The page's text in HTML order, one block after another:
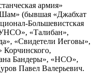
армия»
(бывшая «Джабхат
Большевистская
«Талибан»,
«Свидетели Иеговы»,
Корчинского,
Бандеры», «НСО»,
Павел Валерьевич.